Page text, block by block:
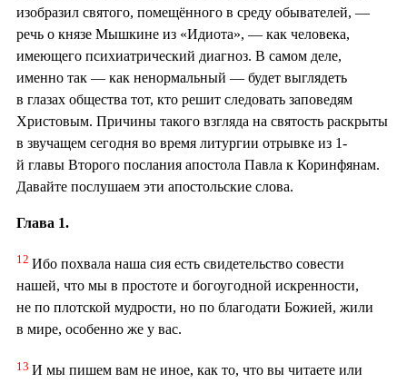
изобразил святого, помещённого в среду обывателей, —
речь о князе Мышкине из «Идиота», — как человека,
имеющего психиатрический диагноз. В самом деле,
именно так — как ненормальный — будет выглядеть
в глазах общества тот, кто решит следовать заповедям
Христовым. Причины такого взгляда на святость раскрыты
в звучащем сегодня во время литургии отрывке из 1-
й главы Второго послания апостола Павла к Коринфянам.
Давайте послушаем эти апостольские слова.
Глава 1.
12 Ибо похвала наша сия есть свидетельство совести
нашей, что мы в простоте и богоугодной искренности,
не по плотской мудрости, но по благодати Божией, жили
в мире, особенно же у вас.
13 И мы пишем вам не иное, как то, что вы читаете или